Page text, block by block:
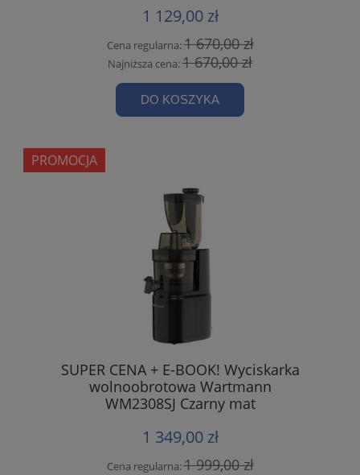
1 129,00 zł
Cena regularna:1 670,00 zł
Najniższa cena:1 670,00 zł
DO KOSZYKA
SUPER CENA + E-BOOK! Wyciskarka
wolnoobrotowa Wartmann
WM2308SJ Czarny mat
1 349,00 zł
Cena regularna:1 999,00 zł
PROMOCJA